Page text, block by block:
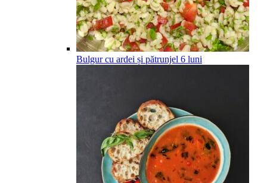
Bulgur cu ardei și pătrunjel 6 luni